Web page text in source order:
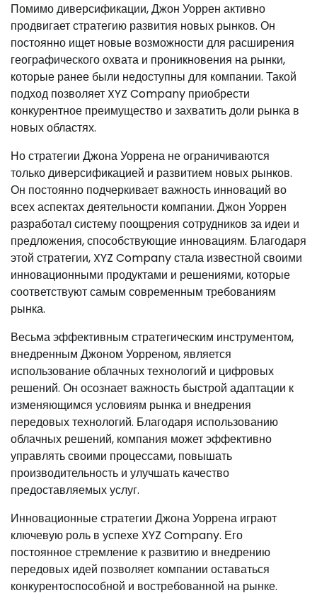
Помимо диверсификации, Джон Уоррен активно
продвигает стратегию развития новых рынков. Он
постоянно ищет новые возможности для расширения
географического охвата и проникновения на рынки,
которые ранее были недоступны для компании. Такой
подход позволяет XYZ Company приобрести
конкурентное преимущество и захватить доли рынка в
новых областях.
Но стратегии Джона Уоррена не ограничиваются
только диверсификацией и развитием новых рынков.
Он постоянно подчеркивает важность инноваций во
всех аспектах деятельности компании. Джон Уоррен
разработал систему поощрения сотрудников за идеи и
предложения, способствующие инновациям. Благодаря
этой стратегии, XYZ Company стала известной своими
инновационными продуктами и решениями, которые
соответствуют самым современным требованиям
рынка.
Весьма эффективным стратегическим инструментом,
внедренным Джоном Уорреном, является
использование облачных технологий и цифровых
решений. Он осознает важность быстрой адаптации к
изменяющимся условиям рынка и внедрения
передовых технологий. Благодаря использованию
облачных решений, компания может эффективно
управлять своими процессами, повышать
производительность и улучшать качество
предоставляемых услуг.
Инновационные стратегии Джона Уоррена играют
ключевую роль в успехе XYZ Company. Его
постоянное стремление к развитию и внедрению
передовых идей позволяет компании оставаться
конкурентоспособной и востребованной на рынке.